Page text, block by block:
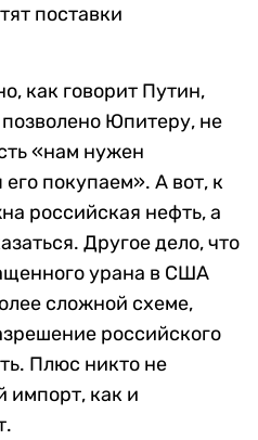
поставки
как говорит Путин,
Юпитеру, не
«нам нужен
покупаем». А вот, к
российская нефть, а
Другое дело, что
урана в США
сложной схеме,
российского
Плюс никто не
импорт, как и